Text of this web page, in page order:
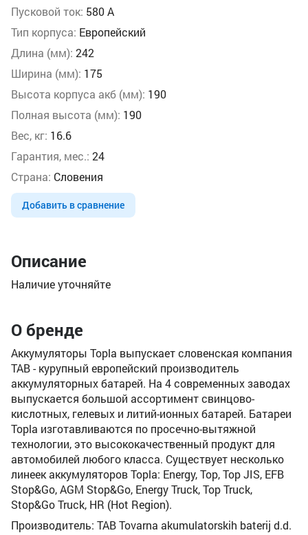
Пусковой ток: 580 А
Тип корпуса: Европейский
Длина (мм): 242
Ширина (мм): 175
Высота корпуса акб (мм): 190
Полная высота (мм): 190
Вес, кг: 16.6
Гарантия, мес.: 24
Страна: Словения
Добавить в сравнение
Описание
Наличие уточняйте
О бренде
Аккумуляторы Topla выпускает словенская компания
TAB - курупный европейский производитель
аккумуляторных батарей. На 4 современных заводах
выпускается большой ассортимент свинцово-
кислотных, гелевых и литий-ионных батарей. Батареи
Topla изготавливаются по просечно-вытяжной
технологии, это высококачественный продукт для
автомобилей любого класса. Существует несколько
линеек аккумуляторов Topla: Energy, Top, Top JIS, EFB
Stop&Go, AGM Stop&Go, Energy Truck, Top Truck,
Stop&Go Truck, HR (Hot Region).
Производитель: TAB Tovarna akumulatorskih baterij d.d.